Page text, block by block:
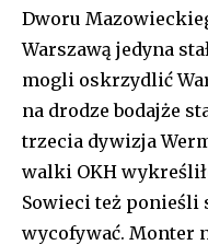
Dworu
Warszawą jedyna
mogli oskrzydlić
na drodze bodajże
trzecia dywizja
walki OKH
Sowieci też ponieśli
wycofywać. Monter